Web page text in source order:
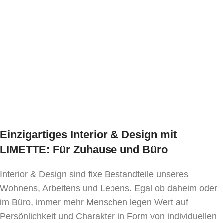
aus Edelstahl die Funktion. So schützt du stark
genutzte Bereiche zusätzlich.
Barstuhl für Kücheninsel:
Der Floki New
kombiniert Komfort, Design und Stabilität. Deshalb
eignet er sich perfekt für Kücheninseln und
Thekenhöhe.
Einzigartiges Interior & Design mit
LIMETTE: Für Zuhause und Büro
Interior & Design sind fixe Bestandteile unseres
Wohnens, Arbeitens und Lebens. Egal ob daheim oder
im Büro, immer mehr Menschen legen Wert auf
Persönlichkeit und Charakter in Form von individuellen